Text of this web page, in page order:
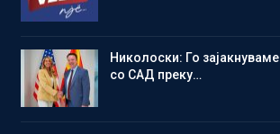
Николоски: Го
со САД преку…